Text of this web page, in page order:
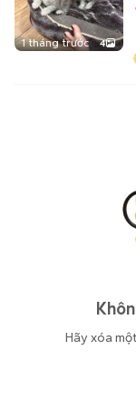
1 tháng trước 4
Hãy xóa